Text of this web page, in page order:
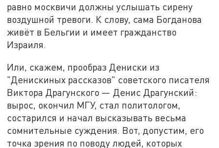
равно москвичи должны услышать сирену
воздушной тревоги. К слову, сама Богданова
живёт в Бельгии и имеет гражданство
Израиля.
Или, скажем, прообраз Дениски из
"Денискиных рассказов" советского писателя
Виктора Драгунского — Денис Драгунский:
вырос, окончил МГУ, стал политологом,
состарился и начал высказывать весьма
сомнительные суждения. Вот, допустим, его
точка зрения по поводу людей, которых